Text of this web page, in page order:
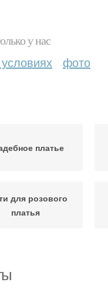
у нас
фото
платье
для розового
платья